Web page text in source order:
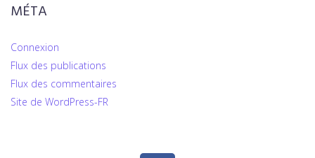
MÉTA
Connexion
Flux des publications
Flux des commentaires
Site de WordPress-FR